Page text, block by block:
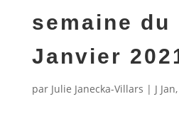
semaine du
Janvier
par Julie Janecka-Villars | J